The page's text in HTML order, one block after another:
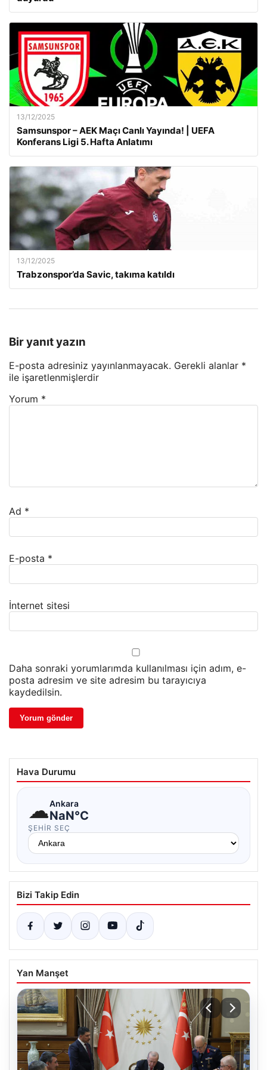
13/12/2025
Samsunspor – AEK Maçı Canlı Yayında! | UEFA
Konferans Ligi 5. Hafta Anlatımı
13/12/2025
Trabzonspor’da Savic, takıma katıldı
Bir yanıt yazın
E-posta adresiniz yayınlanmayacak. Gerekli alanlar *
ile işaretlenmişlerdir
Yorum *
Ad *
E-posta *
İnternet sitesi
Daha sonraki yorumlarımda kullanılması için adım, e-
posta adresim ve site adresim bu tarayıcıya
kaydedilsin.
Hava Durumu
☁Ankara
NaN°C
ŞEHIR SEÇ
Bizi Takip Edin
Yan Manşet